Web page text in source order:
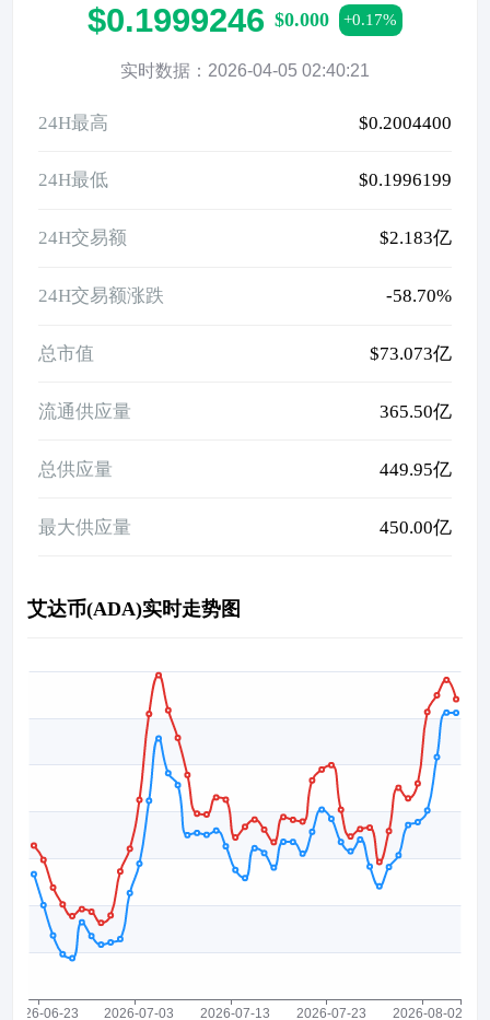
$0.1999246 $0.000 +0.17%
实时数据：2026-04-05 02:40:21
24H最高 $0.2004400
24H最低 $0.1996199
24H交易额 $2.183亿
24H交易额涨跌 -58.70%
总市值 $73.073亿
流通供应量 365.50亿
总供应量 449.95亿
最大供应量 450.00亿
艾达币(ADA)实时走势图